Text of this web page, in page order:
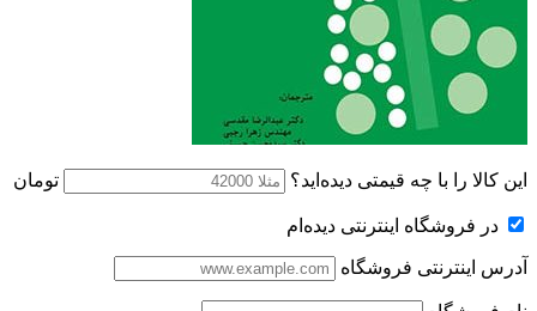
این کالا را با چه قیمتی دیده‌اید؟ تومان
در فروشگاه اینترنتی دیده‌ام
آدرس اینترنتی فروشگاه